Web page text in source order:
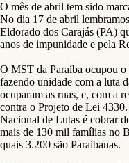
O mês de abril tem sido
No dia 17 de abril
Eldorado dos Carajás (PA)
anos de impunidade e pela
O MST da Paraíba ocupou
fazendo unidade com a luta
ocuparam as ruas, e, com a
contra o Projeto de Lei
Nacional de Lutas é cobrar
mais de 130 mil famílias no
quais 3.200 são Paraibanas.